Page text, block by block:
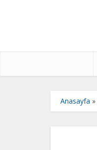
Anasayfa »